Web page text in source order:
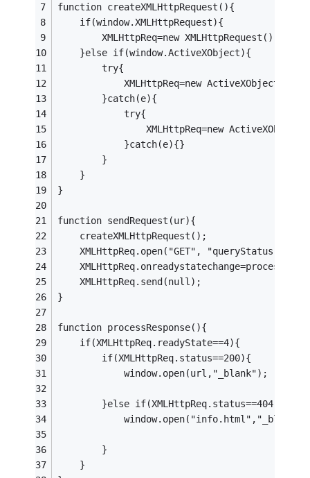
function createXMLHttpRequest(){
	if(window.XMLHttpRequest){
		XMLHttpReq=new XMLHttpRequest();
	}else if(window.ActiveXObject){
		try{
XMLHttpReq=new
		}catch(e){
			try{
XMLHttpReq=new
			}catch(e){}
		}
	}
}
function sendRequest(ur){
	createXMLHttpRequest();
XMLHttpReq.open("GET",
	XMLHttpReq.send(null);
}
function processResponse(){
	if(XMLHttpReq.readyState==4){
		if(XMLHttpReq.status==200){
			window.open(url,"_blank");
		}else if(XMLHttpReq.status==404){
		}
	}